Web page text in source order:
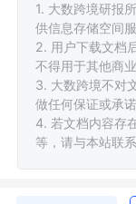
1. 大数跨境研报
供信息存储空间服
2. 用户下载文档
不得用于其他商
3. 大数跨境不对
做任何保证或承
4. 若文档内容存
等，请与本站联